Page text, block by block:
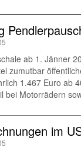
ab 1. Jänner
zumutbar
1.467 Euro ab
bei Motorrädern
im